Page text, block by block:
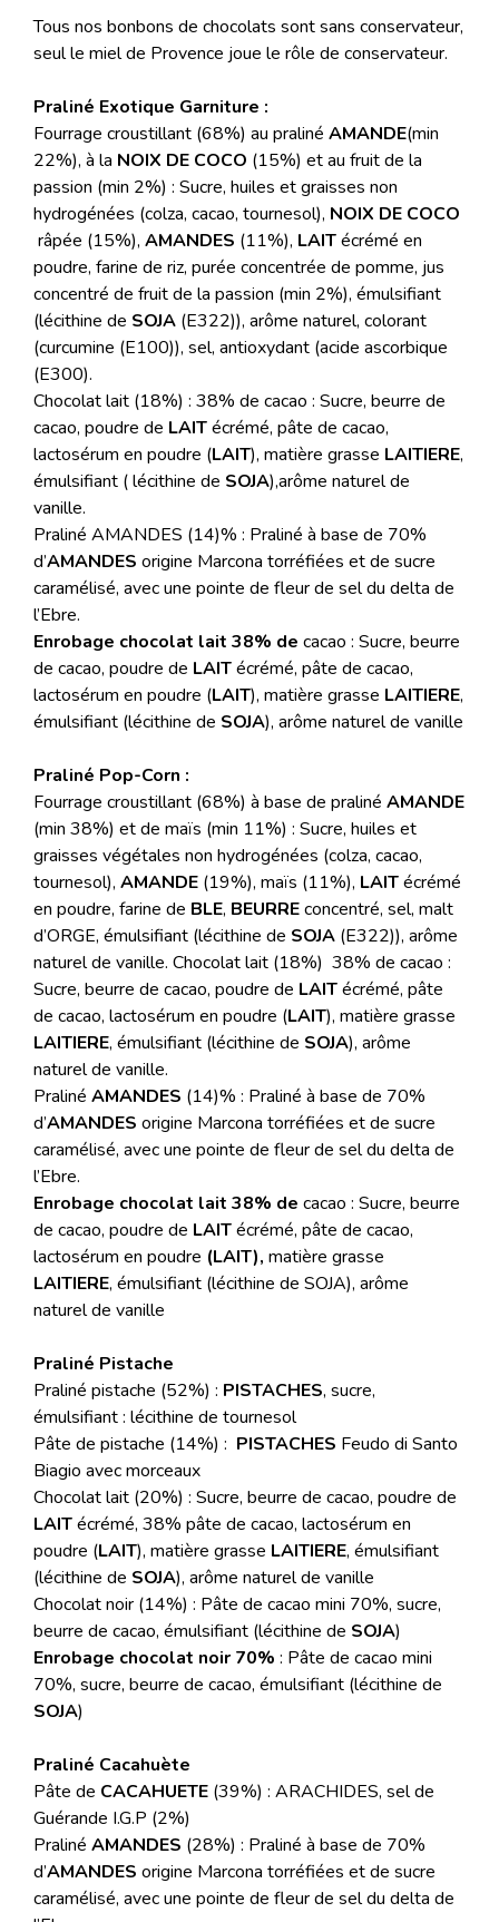
Tous nos bonbons de chocolats sont sans conservateur,
seul le miel de Provence joue le rôle de conservateur.
Praliné Exotique Garniture :
Fourrage croustillant (68%) au praliné AMANDE(min
22%), à la NOIX DE COCO (15%) et au fruit de la
passion (min 2%) : Sucre, huiles et graisses non
hydrogénées (colza, cacao, tournesol), NOIX DE COCO
râpée (15%), AMANDES (11%), LAITécrémé en
poudre, farine de riz, purée concentrée de pomme, jus
concentré de fruit de la passion (min 2%), émulsifiant
(lécithine de SOJA (E322)), arôme naturel, colorant
(curcumine (E100)), sel, antioxydant (acide ascorbique
(E300).
Chocolat lait (18%) : 38% de cacao : Sucre, beurre de
cacao, poudre de LAITécrémé, pâte de cacao,
lactosérum en poudre (LAIT), matière grasse LAITIERE,
émulsifiant ( lécithine de SOJA),arôme naturel de
vanille.
Praliné AMANDES (14)% : Praliné à base de 70%
d’AMANDES origine Marcona torréfiées et de sucre
caramélisé, avec une pointe de fleur de sel du delta de
l’Ebre.
Enrobage chocolat lait 38% de cacao : Sucre, beurre
de cacao, poudre de LAITécrémé, pâte de cacao,
lactosérum en poudre (LAIT), matière grasse LAITIERE,
émulsifiant (lécithine de SOJA), arôme naturel de vanille
Praliné Pop-Corn :
Fourrage croustillant (68%) à base de praliné AMANDE
(min 38%) et de maïs (min 11%) : Sucre, huiles et
graisses végétales non hydrogénées (colza, cacao,
tournesol), AMANDE (19%), maïs (11%), LAITécrémé
en poudre, farine de BLE, BEURREconcentré, sel, malt
d’ORGE, émulsifiant (lécithine de SOJA (E322)), arôme
naturel de vanille. Chocolat lait (18%) 38% de cacao :
Sucre, beurre de cacao, poudre de LAITécrémé, pâte
de cacao, lactosérum en poudre (LAIT), matière grasse
LAITIERE, émulsifiant (lécithine de SOJA), arôme
naturel de vanille.
Praliné AMANDES (14)% : Praliné à base de 70%
d’AMANDES origine Marcona torréfiées et de sucre
caramélisé, avec une pointe de fleur de sel du delta de
l’Ebre.
Enrobage chocolat lait 38% de cacao : Sucre, beurre
de cacao, poudre de LAITécrémé, pâte de cacao,
lactosérum en poudre (LAIT), matière grasse
LAITIERE, émulsifiant (lécithine de SOJA), arôme
naturel de vanille
Praliné Pistache
Praliné pistache (52%) : PISTACHES, sucre,
émulsifiant : lécithine de tournesol
Pâte de pistache (14%) : PISTACHES Feudo di Santo
Biagio avec morceaux
Chocolat lait (20%) : Sucre, beurre de cacao, poudre de
LAITécrémé, 38% pâte de cacao, lactosérum en
poudre (LAIT), matière grasse LAITIERE, émulsifiant
(lécithine de SOJA), arôme naturel de vanille
Chocolat noir (14%) : Pâte de cacao mini 70%, sucre,
beurre de cacao, émulsifiant (lécithine de SOJA)
Enrobage chocolat noir 70% : Pâte de cacao mini
70%, sucre, beurre de cacao, émulsifiant (lécithine de
SOJA)
Praliné Cacahuète
Pâte de CACAHUETE (39%) : ARACHIDES, sel de
Guérande I.G.P (2%)
Praliné AMANDES (28%) : Praliné à base de 70%
d’AMANDES origine Marcona torréfiées et de sucre
caramélisé, avec une pointe de fleur de sel du delta de